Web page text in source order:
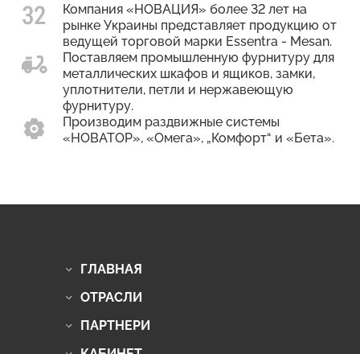
Компания «НОВАЦИЯ» более 32 лет на
рынке Украины представляет продукцию от
ведущей торговой марки Essentra - Mesan.
Поставляем промышленную фурнитуру для
металлических шкафов и ящиков, замки,
уплотнители, петли и нержавеющую
фурнитуру.
Производим раздвижные системы
«НОВАТОР», «Омега», „Комфорт“ и «Бета».
ГЛАВНАЯ
ОТРАСЛИ
ПАРТНЕРИ